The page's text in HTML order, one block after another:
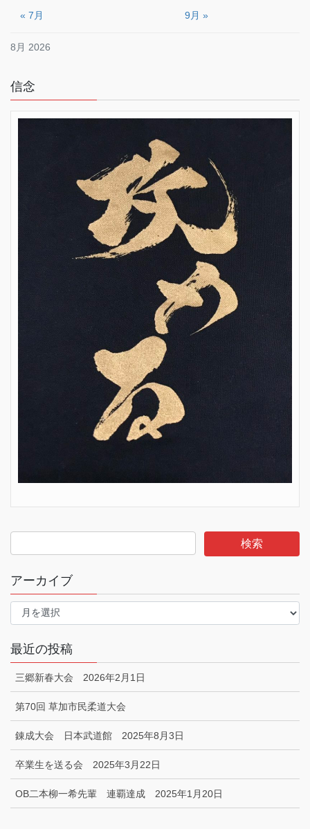
8月 2026
« 7月 9月 »
信念
アーカイブ
ア
イ
ブ
最近の投稿
三郷新春大会 2026年2月1日
第70回 草加市民柔道大会
錬成大会 日本武道館 2025年8月3日
卒業生を送る会 2025年3月22日
OB二本柳一希先輩 連覇達成 2025年1月20日